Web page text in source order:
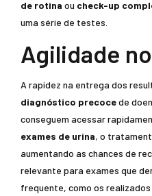
de rotina ou check-up
uma série de testes.
Agilidade
A rapidez na entrega dos
diagnóstico precocede
conseguem acessar
exames de urina, o
aumentando as chances de
relevante para exames que
frequente, como os